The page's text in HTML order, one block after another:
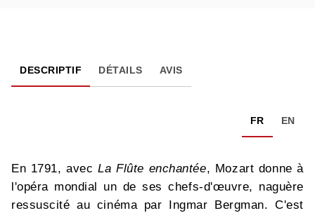
DESCRIPTIF DÉTAILS AVIS
FR EN
En 1791, avecLa Flûte enchantée, Mozart donne à
l'opéra mondial un de ses chefs-d'œuvre, naguère
ressuscité au cinéma par Ingmar Bergman. C'est